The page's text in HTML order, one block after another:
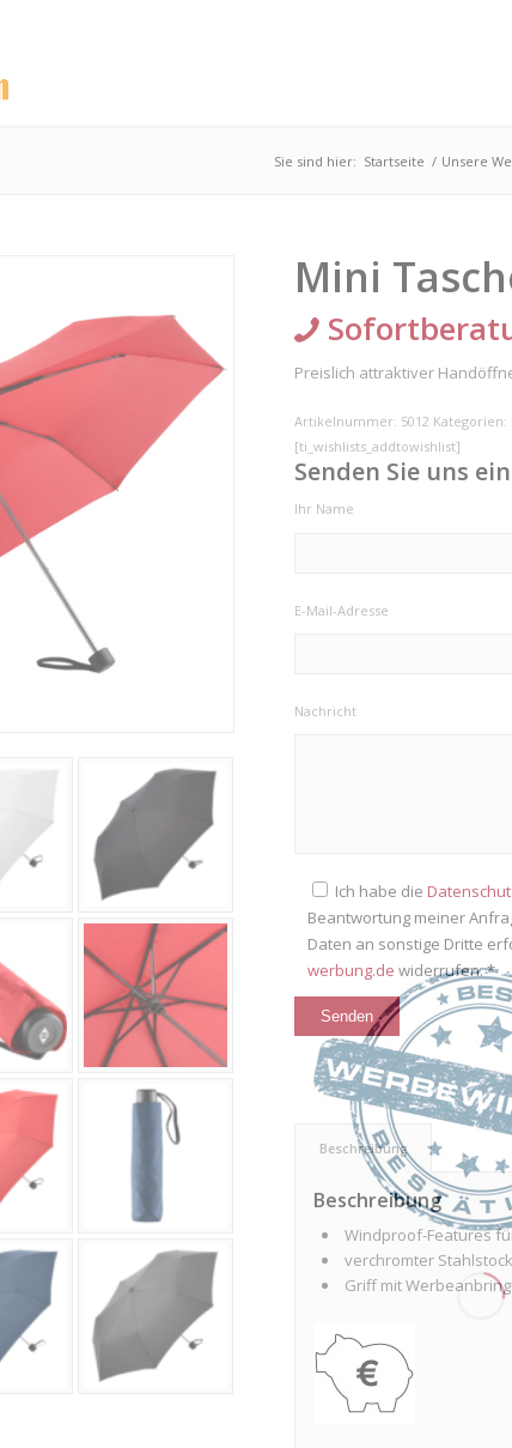
Sie sind hier: Startseite / Unsere
Mini
Preislich attraktiver
Artikelnummer: 5012 Kategorien:
[ti_wishlists_addtowishlist]
Senden Sie uns
Ihr Name
E-Mail-Adresse
Nachricht
Ich habe die
Beantwortung meiner
Daten an sonstige Dritte
werbung.de widerrufen. *
Beschreibung
Beschreibung
Windproof-Features
verchromter Stahlstock
Griff mit